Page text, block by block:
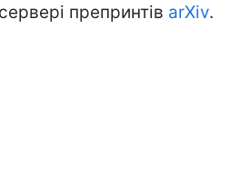
препринтів arXiv.